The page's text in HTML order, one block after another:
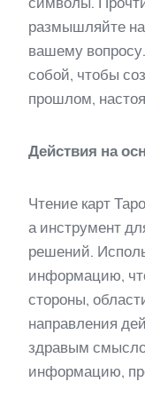
размышляйте
вашему
собой, чтобы
прошлом,
Действия на
Чтение карт
а инструмент
решений.
информацию,
стороны,
направления
здравым
информацию,